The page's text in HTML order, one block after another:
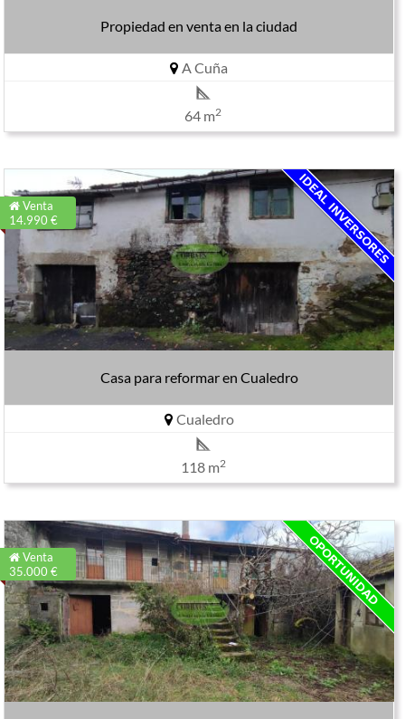
Propiedad en venta en la ciudad
A Cuña
64 m2
Venta
14.990 €
Casa para reformar en Cualedro
Cualedro
118 m2
Venta
35.000 €